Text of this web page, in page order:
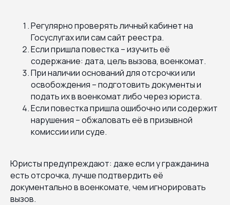
Регулярно проверять личный кабинет на
Госуслугах или сам сайт реестра.
Если пришла повестка – изучить её
содержание: дата, цель вызова, военкомат.
При наличии оснований для отсрочки или
освобождения – подготовить документы и
подать их в военкомат либо через юриста.
Если повестка пришла ошибочно или содержит
нарушения – обжаловать её в призывной
комиссии или суде.
Юристы предупреждают: даже если у гражданина
есть отсрочка, лучше подтвердить её
документально в военкомате, чем игнорировать
вызов.